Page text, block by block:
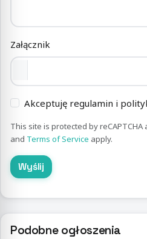
Załącznik
Akceptuję regulamin i
This site is protected by reCAPTCHA
and Terms of Service apply.
Wyślij
Podobne ogłoszenia